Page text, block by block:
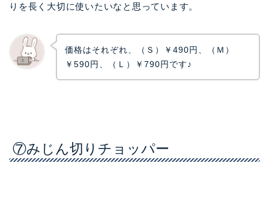
りを長く大切に使いたいなと思っています。
価格はそれぞれ、（Ｓ）￥490円、（Ｍ）
￥590円、（Ｌ）￥790円です♪
⑦みじん切りチョッパー